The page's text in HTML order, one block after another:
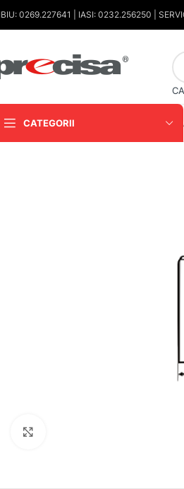
0269.227641 | IASI: 0232.256250 |
CATEGORII